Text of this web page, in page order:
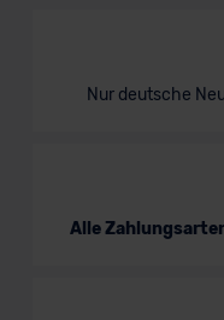
Nur deutsche
Alle